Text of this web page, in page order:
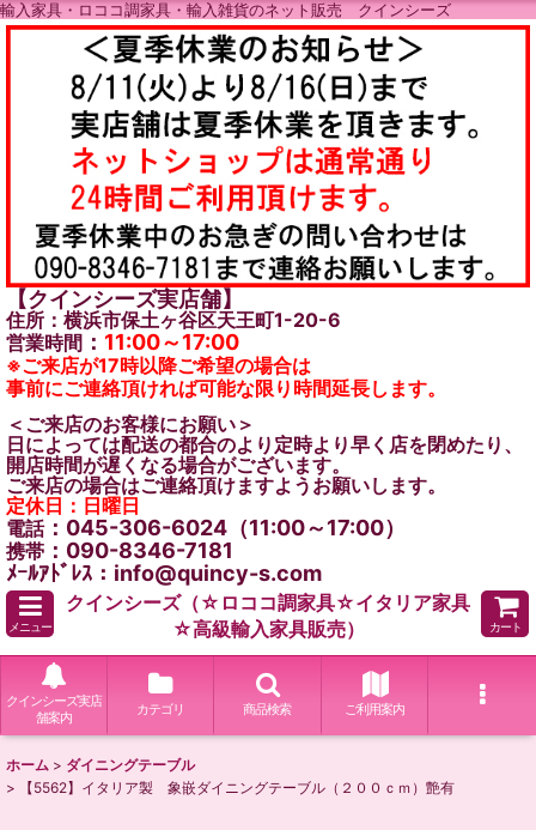
輸入家具・ロココ調家具・輸入雑貨のネット販売 クインシーズ
【クインシーズ実店舗】
住所：横浜市保土ヶ谷区天王町1-20-6
営業時間 ： 11:00～17:00
※ご来店が17時以降ご希望の場合は
事前にご連絡頂ければ可能な限り時間延長します。
＜ご来店のお客様にお願い＞
日によっては配送の都合のより定時より早く店を閉めたり、
開店時間が遅くなる場合がございます。
ご来店の場合はご連絡頂けますようお願いします。
定休日：日曜日
電話：045-306-6024（11:00～17:00）
携帯 ：090-8346-7181
ﾒｰﾙｱﾄﾞﾚｽ：info@quincy-s.com
メニュー
クインシーズ（☆ロココ調家具☆イタリア家具
☆高級輸入家具販売）
カート
クインシーズ実店
舗案内
カテゴリ 商品検索 ご利用案内
ホーム > ダイニングテーブル
>
【5562】イタリア製 象嵌ダイニングテーブル（２００ｃｍ）艶有